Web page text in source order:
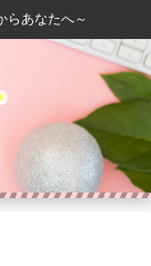
らあなたへ～